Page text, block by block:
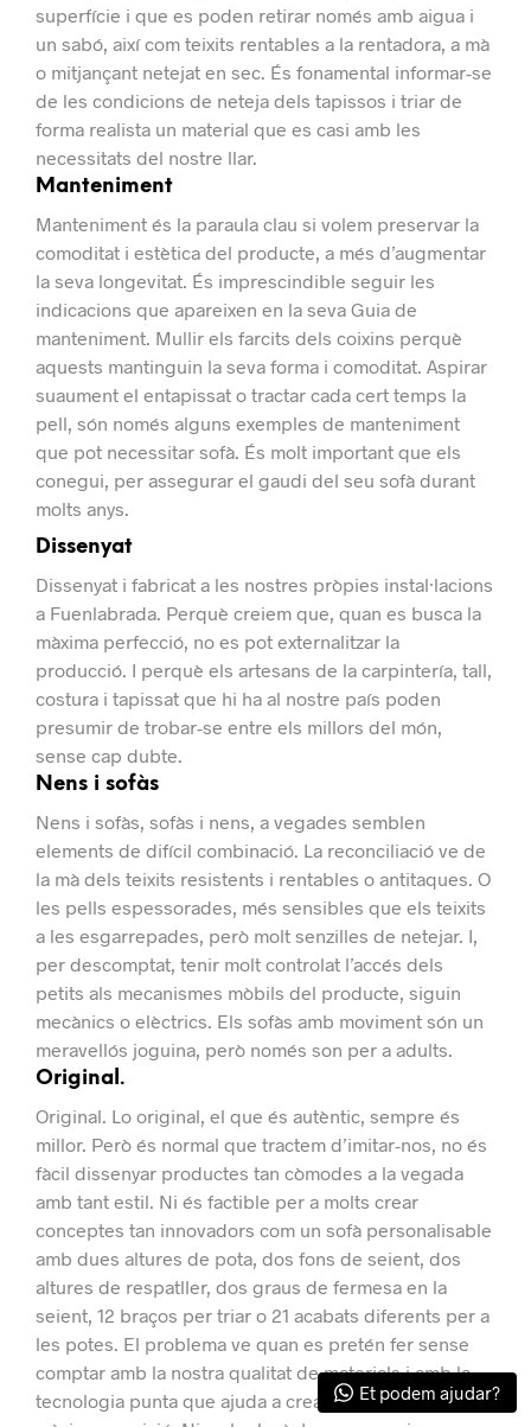
superfície i que es poden retirar només amb aigua i
un sabó, així com teixits rentables a la rentadora, a mà
o mitjançant netejat en sec. És fonamental informar-se
de les condicions de neteja dels tapissos i triar de
forma realista un material que es casi amb les
necessitats del nostre llar.
Manteniment
Manteniment és la paraula clau si volem preservar la
comoditat i estètica del producte, a més d’augmentar
la seva longevitat. És imprescindible seguir les
indicacions que apareixen en la seva Guia de
manteniment. Mullir els farcits dels coixins perquè
aquests mantinguin la seva forma i comoditat. Aspirar
suaument el entapissat o tractar cada cert temps la
pell, són només alguns exemples de manteniment
que pot necessitar sofà. És molt important que els
conegui, per assegurar el gaudi del seu sofà durant
molts anys.
Dissenyat
Dissenyat i fabricat a les nostres pròpies instal·lacions
a Fuenlabrada. Perquè creiem que, quan es busca la
màxima perfecció, no es pot externalitzar la
producció. I perquè els artesans de la carpintería, tall,
costura i tapissat que hi ha al nostre país poden
presumir de trobar-se entre els millors del món,
sense cap dubte.
Nens i sofàs
Nens i sofàs, sofàs i nens, a vegades semblen
elements de difícil combinació. La reconciliació ve de
la mà dels teixits resistents i rentables o antitaques. O
les pells espessorades, més sensibles que els teixits
a les esgarrepades, però molt senzilles de netejar. I,
per descomptat, tenir molt controlat l’accés dels
petits als mecanismes mòbils del producte, siguin
mecànics o elèctrics. Els sofàs amb moviment són un
meravellós joguina, però només son per a adults.
Original.
Original. Lo original, el que és autèntic, sempre és
millor. Però és normal que tractem d’imitar-nos, no és
fàcil dissenyar productes tan còmodes a la vegada
amb tant estil. Ni és factible per a molts crear
conceptes tan innovadors com un sofà personalisable
amb dues altures de pota, dos fons de seient, dos
altures de respatller, dos graus de fermesa en la
seient, 12 braços per triar o 21 acabats diferents per a
les potes. El problema ve quan es pretén fer sense
comptar amb la nostra qualitat de materials i amb la
tecnologia punta que ajuda a crear peces amb la
Et podem ajudar?